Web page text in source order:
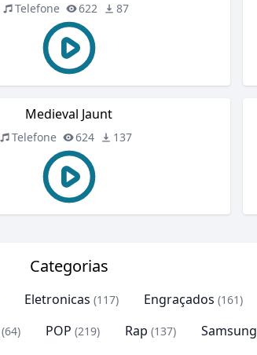
Telefone 622 87
Medieval Jaunt
Telefone 624 137
Categorias
Eletronicas (117) Engraçados (161)
(64) POP (219) Rap (137) Samsung